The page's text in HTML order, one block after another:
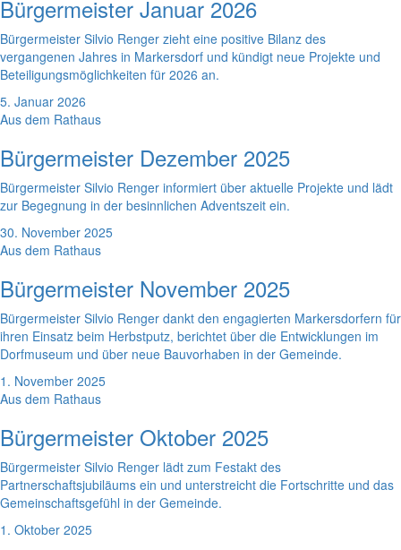
Bürgermeister Januar 2026
Bürgermeister Silvio Renger zieht eine positive Bilanz des
vergangenen Jahres in Markersdorf und kündigt neue Projekte und
Beteiligungsmöglichkeiten für 2026 an.
5. Januar 2026
Aus dem Rathaus
Bürgermeister Dezember 2025
Bürgermeister Silvio Renger informiert über aktuelle Projekte und lädt
zur Begegnung in der besinnlichen Adventszeit ein.
30. November 2025
Aus dem Rathaus
Bürgermeister November 2025
Bürgermeister Silvio Renger dankt den engagierten Markersdorfern für
ihren Einsatz beim Herbstputz, berichtet über die Entwicklungen im
Dorfmuseum und über neue Bauvorhaben in der Gemeinde.
1. November 2025
Aus dem Rathaus
Bürgermeister Oktober 2025
Bürgermeister Silvio Renger lädt zum Festakt des
Partnerschaftsjubiläums ein und unterstreicht die Fortschritte und das
Gemeinschaftsgefühl in der Gemeinde.
1. Oktober 2025